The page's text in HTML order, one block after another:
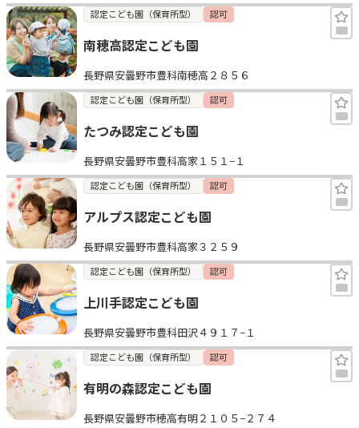
認定こども園（保育所型） 認可
南穂高認定こども園
長野県安曇野市豊科南穂高２８５６
認定こども園（保育所型） 認可
たつみ認定こども園
長野県安曇野市豊科高家１５１−１
認定こども園（保育所型） 認可
アルプス認定こども園
長野県安曇野市豊科高家３２５９
認定こども園（保育所型） 認可
上川手認定こども園
長野県安曇野市豊科田沢４９１７−１
認定こども園（保育所型） 認可
有明の森認定こども園
長野県安曇野市穂高有明２１０５−２７４